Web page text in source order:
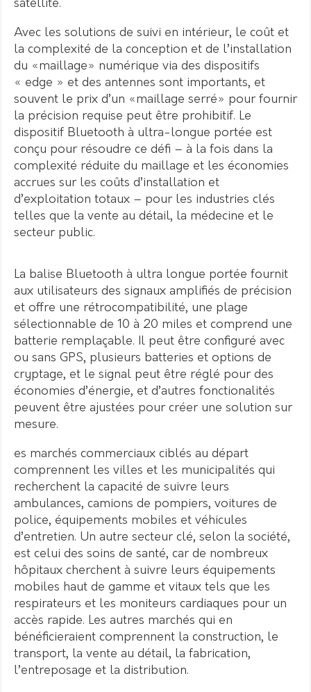
satellite.
Avec les solutions de suivi en intérieur, le coût et
la complexité de la conception et de l’installation
du «maillage» numérique via des dispositifs
« edge » et des antennes sont importants, et
souvent le prix d’un «maillage serré» pour fournir
la précision requise peut être prohibitif. Le
dispositif Bluetooth à ultra-longue portée est
conçu pour résoudre ce défi – à la fois dans la
complexité réduite du maillage et les économies
accrues sur les coûts d’installation et
d’exploitation totaux – pour les industries clés
telles que la vente au détail, la médecine et le
secteur public.
La balise Bluetooth à ultra longue portée fournit
aux utilisateurs des signaux amplifiés de précision
et offre une rétrocompatibilité, une plage
sélectionnable de 10 à 20 miles et comprend une
batterie remplaçable. Il peut être configuré avec
ou sans GPS, plusieurs batteries et options de
cryptage, et le signal peut être réglé pour des
économies d’énergie, et d’autres fonctionalités
peuvent être ajustées pour créer une solution sur
mesure.
es marchés commerciaux ciblés au départ
comprennent les villes et les municipalités qui
recherchent la capacité de suivre leurs
ambulances, camions de pompiers, voitures de
police, équipements mobiles et véhicules
d’entretien. Un autre secteur clé, selon la société,
est celui des soins de santé, car de nombreux
hôpitaux cherchent à suivre leurs équipements
mobiles haut de gamme et vitaux tels que les
respirateurs et les moniteurs cardiaques pour un
accès rapide. Les autres marchés qui en
bénéficieraient comprennent la construction, le
transport, la vente au détail, la fabrication,
l’entreposage et la distribution.